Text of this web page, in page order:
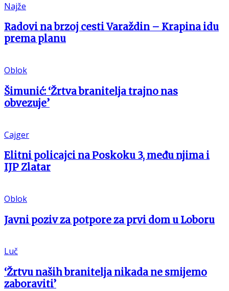
Najže
Radovi na brzoj cesti Varaždin – Krapina idu
prema planu
Oblok
Šimunić: ‘Žrtva branitelja trajno nas
obvezuje’
Cajger
Elitni policajci na Poskoku 3, među njima i
IJP Zlatar
Oblok
Javni poziv za potpore za prvi dom u Loboru
Luč
‘Žrtvu naših branitelja nikada ne smijemo
zaboraviti’